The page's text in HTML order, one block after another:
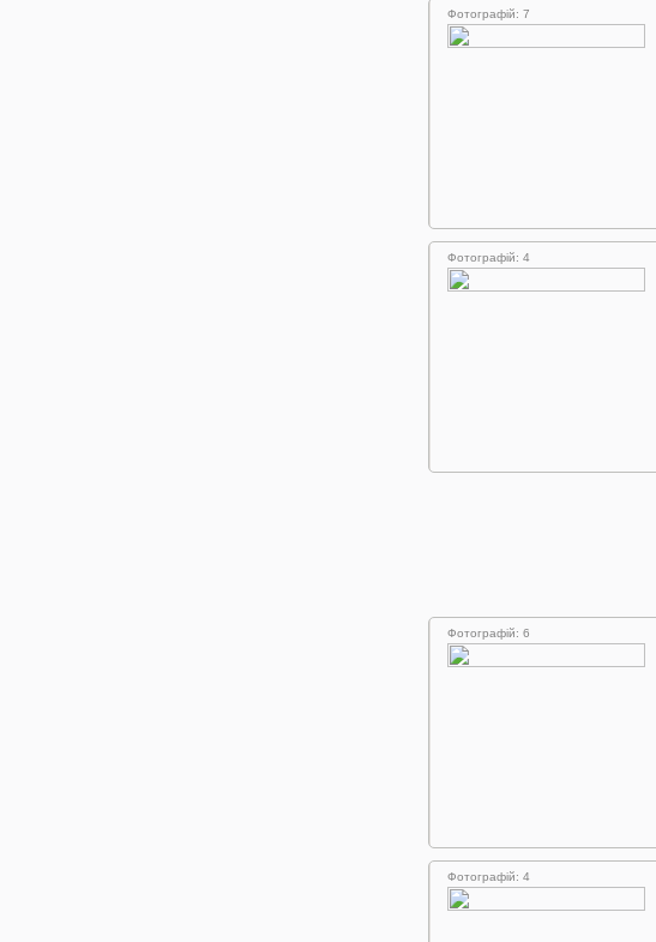
Фотографій: 7
Фотографій: 4
Фотографій: 6
Фотографій: 4